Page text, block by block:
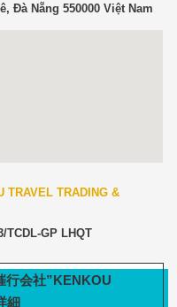
Đà Nẵng 550000 Việt Nam
TRAVEL TRADING &
TCDL-GP LHQT
行会社”KENKOU
細